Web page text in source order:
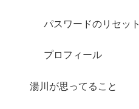
パスワードのリセット
プロフィール
湯川が思ってること